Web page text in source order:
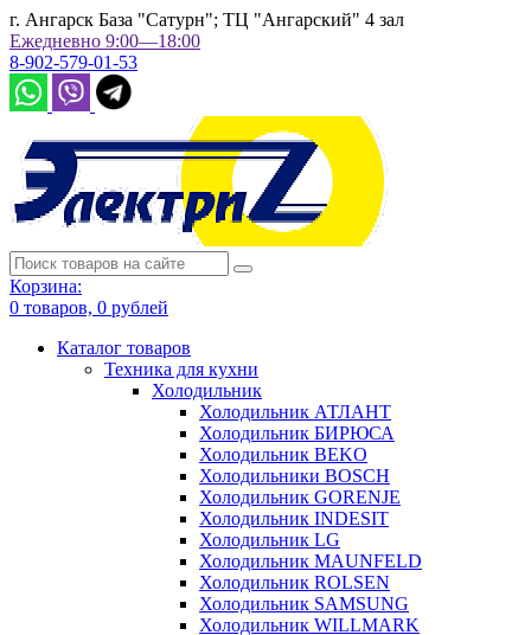
г. Ангарск База "Сатурн"; ТЦ "Ангарский" 4 зал
Ежедневно 9:00—18:00
8-902-579-01-53
Корзина:
0 товаров, 0 рублей
Каталог товаров
Техника для кухни
Холодильник
Холодильник АТЛАНТ
Холодильник БИРЮСА
Холодильник BEKO
Холодильники BOSCH
Холодильник GORENJE
Холодильник INDESIT
Холодильник LG
Холодильник MAUNFELD
Холодильник ROLSEN
Холодильник SAMSUNG
Холодильник WILLMARK